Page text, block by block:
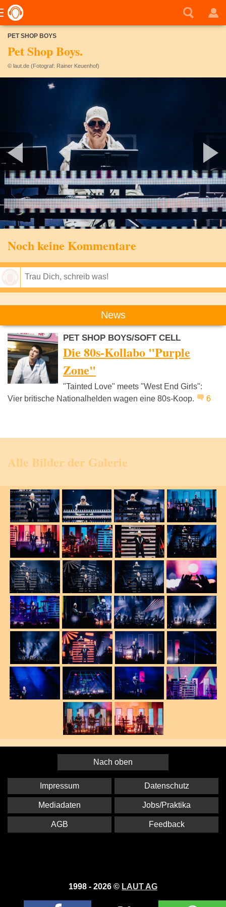
PET SHOP BOYS
Pet Shop Boys.
© laut.de (Fotograf: Rainer Keuenhof)
Noch keine Kommentare
News
PET SHOP BOYS/SOFT CELL
Die 80s-Kollabo "Purple
Zone"
"Tainted Love" meets "West End Girls":
Vier britische Nationalhelden wagen eine 80s-Koop.
6
Alle Bilder der Galerie
Nach oben
1998 - 2026 © LAUT AG
Impressum Datenschutz
Mediadaten Jobs/Praktika
AGB Feedback